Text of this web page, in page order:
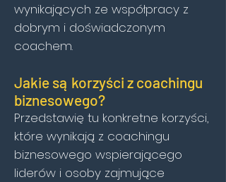
wynikających ze współpracy z
dobrym i doświadczonym
coachem.
Jakie są korzyści z coachingu
biznesowego?
Przedstawię tu konkretne korzyści,
które wynikają z coachingu
biznesowego wspierającego
liderów i osoby zajmujące